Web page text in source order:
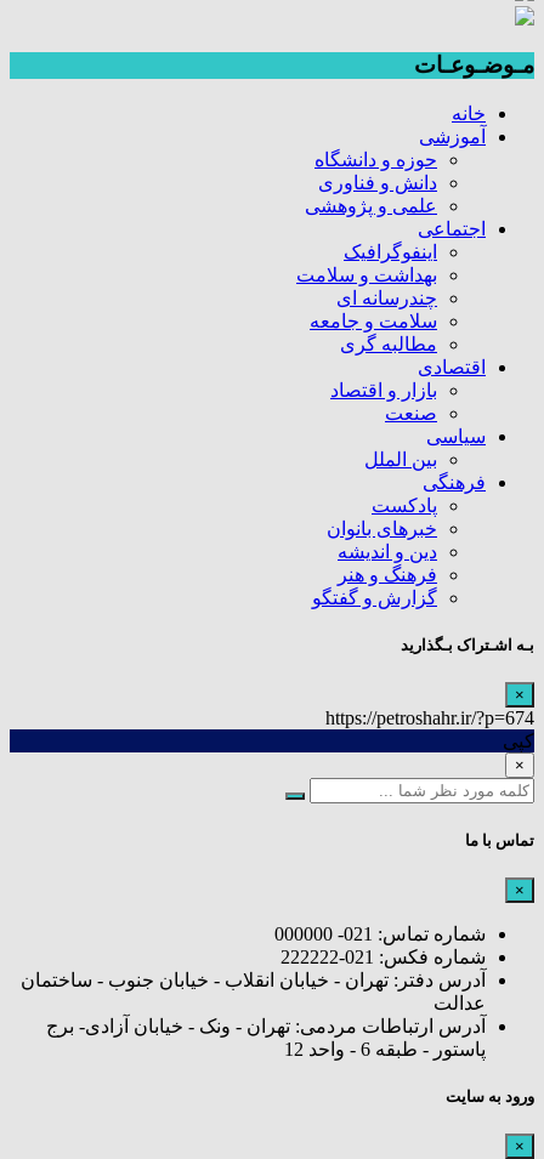
مـوضـوعـات
خانه
آموزشی
حوزه و دانشگاه
دانش و فناوری
علمی و پژوهشی
اجتماعی
اینفوگرافیک
بهداشت و سلامت
چندرسانه ای
سلامت و جامعه
مطالبه گری
اقتصادی
بازار و اقتصاد
صنعت
سیاسی
بین الملل
فرهنگی
پادکست
خبرهای بانوان
دین و اندیشه
فرهنگ و هنر
گزارش و گفتگو
بـه اشـتراک بـگذارید
×
https://petroshahr.ir/?p=674
کپی
×
تماس با ما
×
شماره تماس: 021- 000000
شماره فکس: 021-222222
آدرس دفتر: تهران - خیابان انقلاب - خیابان جنوب - ساختمان
عدالت
آدرس ارتباطات مردمی: تهران - ونک - خیابان آزادی- برج
پاستور - طبقه 6 - واحد 12
ورود به سایت
×